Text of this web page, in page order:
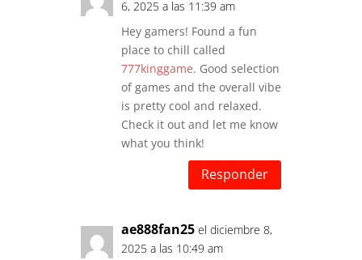
6, 2025 a las 11:39 am
Hey gamers! Found a fun
place to chill called
777kinggame. Good selection
of games and the overall vibe
is pretty cool and relaxed.
Check it out and let me know
what you think!
Responder
ae888fan25 el diciembre 8,
2025 a las 10:49 am